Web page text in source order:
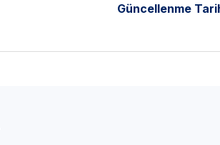
Güncellenme